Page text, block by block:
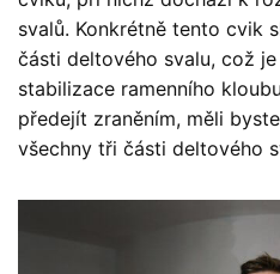
svalů. Konkrétně tento cvik
části deltového svalu, což
stabilizace ramenního
předejít zraněním, měli
všechny tři části deltového